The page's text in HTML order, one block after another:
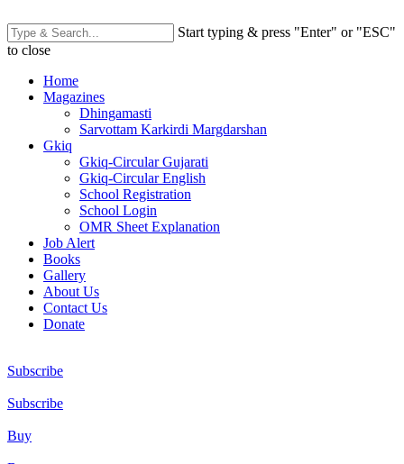
Start typing & press "Enter" or "ESC"
to close
Home
Magazines
Dhingamasti
Sarvottam Karkirdi Margdarshan
Gkiq
Gkiq-Circular Gujarati
Gkiq-Circular English
School Registration
School Login
OMR Sheet Explanation
Job Alert
Books
Gallery
About Us
Contact Us
Donate
Subscribe
Subscribe
Buy